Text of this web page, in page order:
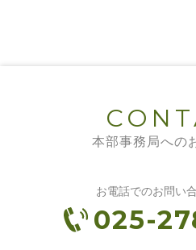
本部事務局への
お電話でのお問い
025-